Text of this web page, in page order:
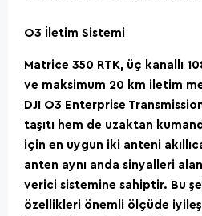
O3 İletim Sistemi
Matrice 350 RTK, üç kanallı
ve maksimum 20 km iletim
DJI O3 Enterprise
taşıtı hem de uzaktan
için en uygun iki anteni
anten aynı anda sinyalleri
verici sistemine sahiptir. Bu
özellikleri önemli ölçüde